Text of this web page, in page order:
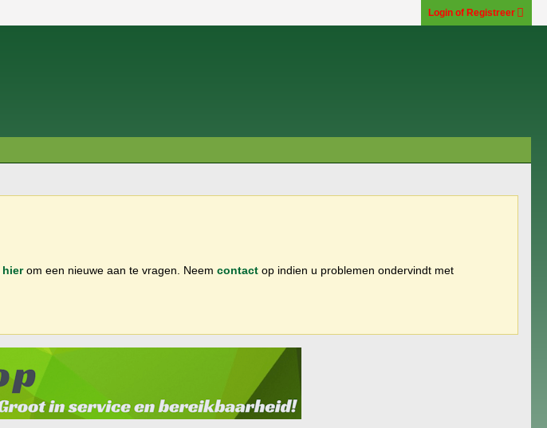
Login of Registreer
hierom een nieuwe aan te vragen. Neem contact op indien u problemen ondervindt met